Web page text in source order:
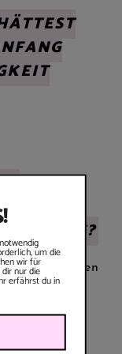
werden
um die
wir für
nur die
erfährst du in